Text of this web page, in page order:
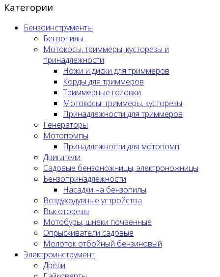
Категории
Бензоинструменты
Бензопилы
Мотокосы, триммеры, кусторезы и
принадлежности
Ножи и диски для триммеров
Корды для триммеров
Триммерные головки
Мотокосы, триммеры, кусторезы
Принадлежности для триммеров
Генераторы
Мотопомпы
Принадлежности для мотопомп
Двигатели
Садовые бензоножницы, электроножницы
Бензопринадлежности
Насадки на бензопилы
Воздуходувные устройства
Высоторезы
Мотобуры, шнеки почвенные
Опрыскиватели садовые
Молоток отбойный бензиновый
Электроинструмент
Дрели